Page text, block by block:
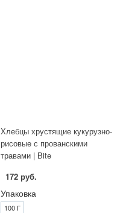
Хлебцы хрустящие кукурузно-
рисовые с прованскими
травами | Bite
172 руб.
Упаковка
100 Г